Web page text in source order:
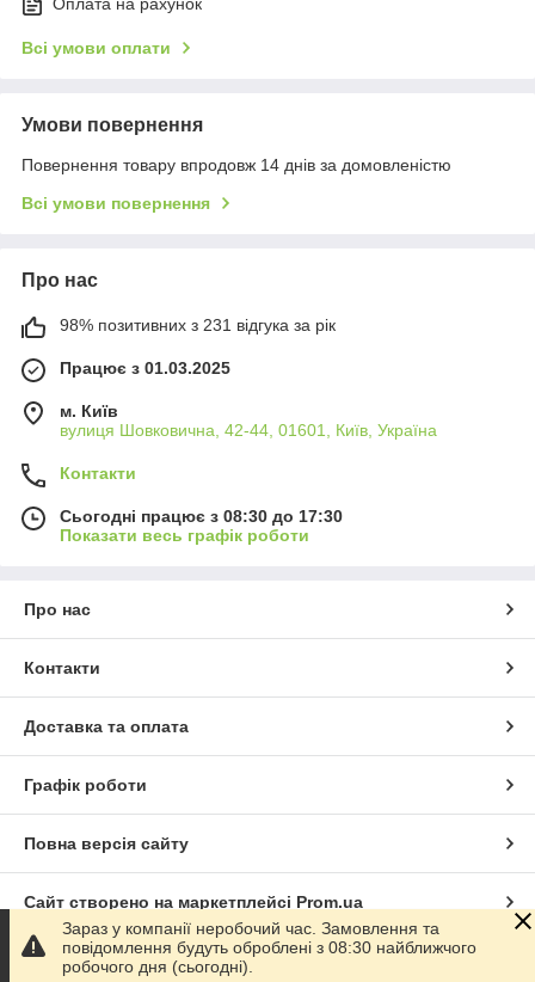
Оплата на рахунок
Всі умови оплати
Умови повернення
Повернення товару впродовж 14 днів за домовленістю
Всі умови повернення
Про нас
98% позитивних з 231 відгука за рік
Працює з 01.03.2025
м. Київ
вулиця Шовковична, 42-44, 01601, Київ, Україна
Контакти
Сьогодні працює з 08:30 до 17:30
Показати весь графік роботи
Про нас
Контакти
Доставка та оплата
Графік роботи
Повна версія сайту
Сайт створено на маркетплейсі Prom.ua
Політика конфіденційності
Зараз у компанії неробочий час. Замовлення та
повідомлення будуть оброблені з 08:30 найближчого
робочого дня (сьогодні).